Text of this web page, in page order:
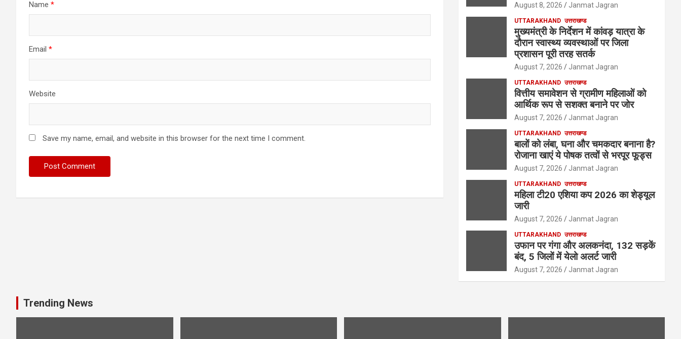
Name *
Email *
Website
Save my name, email, and website in this browser for the next time I comment.
August 8, 2026 Janmat Jagran
UTTARAKHAND उत्तराखण्ड
मुख्यमंत्री के निर्देशन में कांवड़ यात्रा के
दौरान स्वास्थ्य व्यवस्थाओं पर जिला
प्रशासन पूरी तरह सतर्क
August 7, 2026 Janmat Jagran
UTTARAKHAND उत्तराखण्ड
वित्तीय समावेशन से ग्रामीण महिलाओं को
आर्थिक रूप से सशक्त बनाने पर जोर
August 7, 2026 Janmat Jagran
UTTARAKHAND उत्तराखण्ड
बालों को लंबा, घना और चमकदार बनाना है?
रोजाना खाएं ये पोषक तत्वों से भरपूर फूड्स
August 7, 2026 Janmat Jagran
UTTARAKHAND उत्तराखण्ड
महिला टी20 एशिया कप 2026 का शेड्यूल
जारी
August 7, 2026 Janmat Jagran
UTTARAKHAND उत्तराखण्ड
उफान पर गंगा और अलकनंदा, 132 सड़कें
बंद, 5 जिलों में येलो अलर्ट जारी
August 7, 2026 Janmat Jagran
Trending News